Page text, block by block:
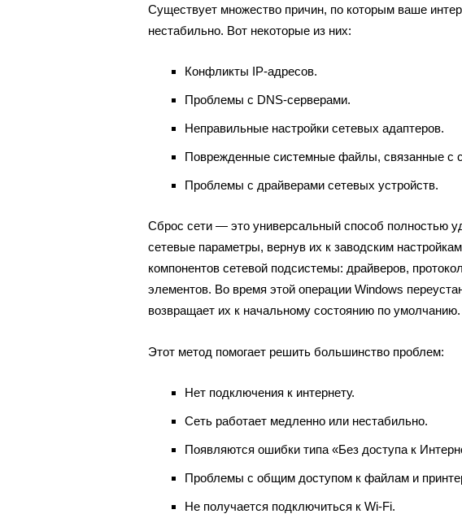
Существует множество причин, по которым ваше
нестабильно. Вот некоторые из них:
Конфликты IP-адресов.
Проблемы с DNS-серверами.
Неправильные настройки сетевых адаптеров.
Поврежденные системные файлы, связанные с
Проблемы с драйверами сетевых устройств.
Сброс сети — это универсальный способ полностью
сетевые параметры, вернув их к заводским
компонентов сетевой подсистемы: драйверов,
элементов. Во время этой операции Windows
возвращает их к начальному состоянию по умолчанию.
Этот метод помогает решить большинство проблем:
Нет подключения к интернету.
Сеть работает медленно или нестабильно.
Появляются ошибки типа «Без доступа к
Проблемы с общим доступом к файлам и
Не получается подключиться к Wi-Fi.